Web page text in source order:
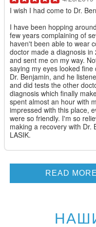
I wish I had come to Dr.
I have been hopping
few years complaining of
haven't been able to wear
doctor made a diagnosis
and sent me on my way.
saying my eyes looked
Dr. Benjamin, and he
and did tests the other
diagnosis which finally
spent almost an hour with
impressed with this place,
were so friendly. I'm so
making a recovery with Dr.
LASIK.
READ